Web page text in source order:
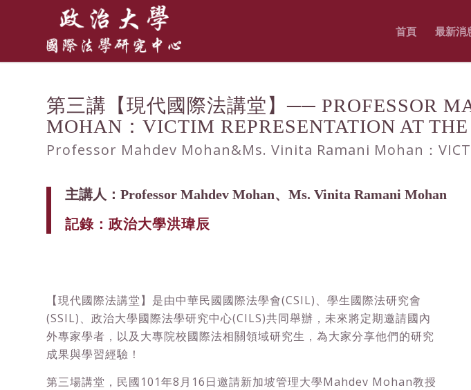
首頁 最新消
第三講【現代國際法講堂】── PROFESSOR
MOHAN：VICTIM REPRESENTATION AT
Professor Mahdev Mohan&Ms. Vinita Ramani Mohan：
主講人：Professor Mahdev Mohan、Ms. Vinita Ramani Mohan
記錄：政治大學洪瑋辰
【現代國際法講堂】是由中華民國國際法學會(CSIL)、學生國際法研究會
(SSIL)、政治大學國際法學研究中心(CILS)共同舉辦，未來將定期邀請國內
外專家學者，以及大專院校國際法相關領域研究生，為大家分享他們的研究
成果與學習經驗！
第三場講堂，民國101年8月16日邀請新加坡管理大學Mahdev Mohan教授